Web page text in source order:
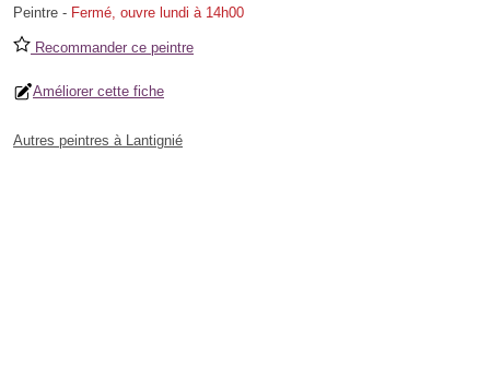
Peintre - Fermé, ouvre lundi à 14h00
Recommander ce peintre
Améliorer cette fiche
Autres peintres à Lantignié